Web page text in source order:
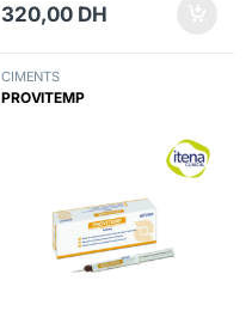
320,00 DH
CIMENTS
PROVITEMP